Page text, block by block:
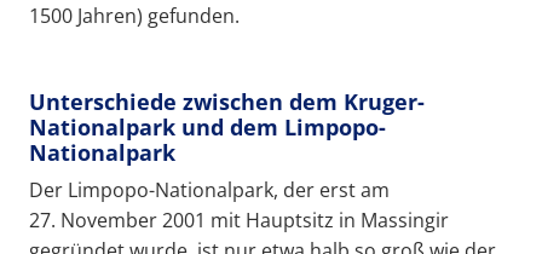
1500 Jahren) gefunden.
Unterschiede zwischen dem Kruger-
Nationalpark und dem Limpopo-
Nationalpark
Der Limpopo-Nationalpark, der erst am
27. November 2001 mit Hauptsitz in Massingir